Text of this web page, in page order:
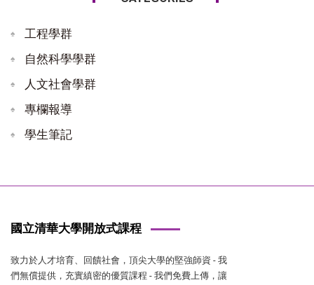
工程學群
自然科學學群
人文社會學群
專欄報導
學生筆記
國立清華大學開放式課程
致力於人才培育、回饋社會，頂尖大學的堅強師資 - 我
們無償提供，充實縝密的優質課程 - 我們免費上傳，讓